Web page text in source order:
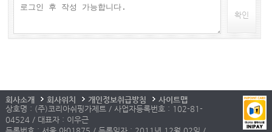
확인
회사소개 회사위치 개인정보취급방침
사이트맵
상호명 : (주)코리아쉬핑가제트 / 사업자등록번호 : 102-81-
04524 / 대표자 : 이우근